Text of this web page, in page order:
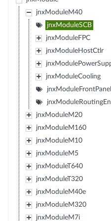
jnxModuleM40
jnxModuleSCB
jnxModuleFPC
jnxModuleHostCtlr
jnxModuleCooling
jnxModuleM20
jnxModuleM160
jnxModuleM10
jnxModuleM5
jnxModuleT640
jnxModuleT320
jnxModuleM40e
jnxModuleM320
jnxModuleM7i